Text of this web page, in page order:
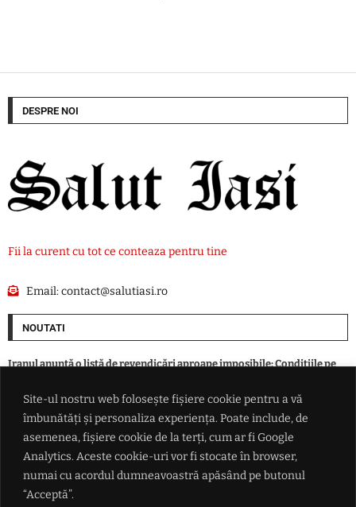
Site-ul nostru web folosește fișiere cookie pentru a vă
îmbunătăți și personaliza experiența. Poate include, de
asemenea, fișiere cookie de la terți, cum ar fi Google
Analytics. Aceste cookie-uri vor fi stocate în browser,
numai cu acordul dumneavoastră apăsând pe butonul
“Acceptă”.
DESPRE NOI
Fii la curent cu tot ce conteaza pentru tine
Email:contact@salutiasi.ro
NOUTATI
Iranul anunță o listă de revendicări aproape imposibile: Condițiile pe
Ormuz
Progrese în negocierile Oman-Iran privind navigația prin Strâmtoarea
Ormuz. Atacurile asupra navelor ar putea bloca acordul
Nicolae Stanciu a marcat și a adus victoria echipei sale Dalian Yingbo